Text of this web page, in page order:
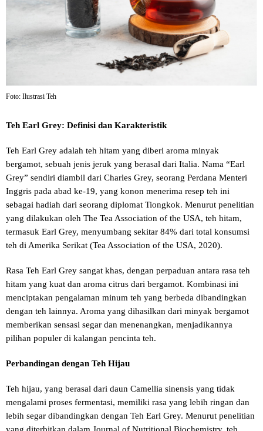
Foto: Ilustrasi Teh
Teh Earl Grey: Definisi dan Karakteristik
Teh Earl Grey adalah teh hitam yang diberi aroma minyak
bergamot, sebuah jenis jeruk yang berasal dari Italia. Nama “Earl
Grey” sendiri diambil dari Charles Grey, seorang Perdana Menteri
Inggris pada abad ke-19, yang konon menerima resep teh ini
sebagai hadiah dari seorang diplomat Tiongkok. Menurut penelitian
yang dilakukan oleh The Tea Association of the USA, teh hitam,
termasuk Earl Grey, menyumbang sekitar 84% dari total konsumsi
teh di Amerika Serikat (Tea Association of the USA, 2020).
Rasa Teh Earl Grey sangat khas, dengan perpaduan antara rasa teh
hitam yang kuat dan aroma citrus dari bergamot. Kombinasi ini
menciptakan pengalaman minum teh yang berbeda dibandingkan
dengan teh lainnya. Aroma yang dihasilkan dari minyak bergamot
memberikan sensasi segar dan menenangkan, menjadikannya
pilihan populer di kalangan pencinta teh.
Perbandingan dengan Teh Hijau
Teh hijau, yang berasal dari daun Camellia sinensis yang tidak
mengalami proses fermentasi, memiliki rasa yang lebih ringan dan
lebih segar dibandingkan dengan Teh Earl Grey. Menurut penelitian
yang diterbitkan dalam Journal of Nutritional Biochemistry, teh